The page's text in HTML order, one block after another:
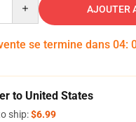
AJOUTER
se termine dans 04:
to United States
ship:$6.99